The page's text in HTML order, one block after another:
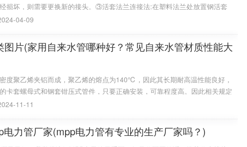
上可分为两类：单组份和双组份。单组份的硅酮胶，其固化是靠接触空气
是指硅酮胶分成A、B两组，任何一组单独存在都不能形成固化，但两组胶
组份硅酮玻璃胶。
分为酸性胶和中性胶两种。酸性玻璃胶主要用于玻璃和其它建筑材料之间
蚀金属材料和与碱性材料发生反应的特点，因此适用范围更广，其市场价格
的，其市场价格也最高。
胶适用于各种幕墙耐候密封，特别推荐用于玻璃幕墙、铝塑板幕墙、石材
损坏，则需要更换新的接头。③活套法兰连接法:在塑料法兰处放置钢活套
适当的垫圈，串入规定的螺栓，拧紧即可。
04-09
图片(家用自来水管哪种好？常见自来水管材质性能大
度聚乙烯夹铝而成，聚乙烯的熔点为140℃，因此其长期耐高温性能良好，
卡套螺母式和钢套钳压式管件，只要正确安装，可靠程度高。因此相关规定
工作温度不能超过70℃;而其热熔式连接工艺较复杂，推接时易产生堆料缺陷
不过，铝塑管在作为热水管使用时，长期有可能会造成管壁的错位，最终造
11-11
电力管厂家(mpp电力管有专业的生产厂家吗？)